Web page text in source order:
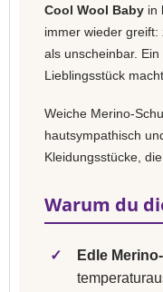
Cool Wool Baby in
immer wieder
als unscheinbar.
Lieblingsstück macht.
Weiche Merino-
hautsympathisch
Kleidungsstücke,
Warum du
✓ Edle